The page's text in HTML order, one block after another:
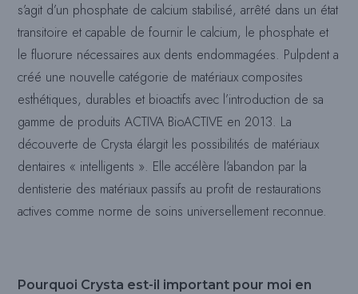
s’agit d’un phosphate de calcium stabilisé, arrêté dans un état
transitoire et capable de fournir le calcium, le phosphate et
le fluorure nécessaires aux dents endommagées. Pulpdent a
créé une nouvelle catégorie de matériaux composites
esthétiques, durables et bioactifs avec l’introduction de sa
gamme de produits ACTIVA BioACTIVE en 2013. La
découverte de Crysta élargit les possibilités de matériaux
dentaires « intelligents ». Elle accélère l’abandon par la
dentisterie des matériaux passifs au profit de restaurations
actives comme norme de soins universellement reconnue.
Pourquoi Crysta est-il important pour moi en